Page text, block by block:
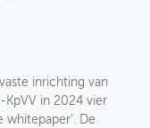
inrichting van
in 2024 vier
whitepaper'. De